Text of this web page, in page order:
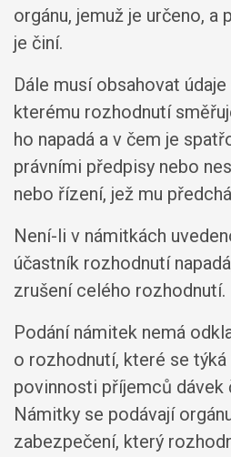
orgánu, jemuž je určeno, a
je činí.
Dále musí obsahovat
kterému rozhodnutí
ho napadá a v čem je
právními předpisy nebo
nebo řízení, jež mu
Není-li v námitkách
účastník rozhodnutí
zrušení celého rozhodnutí.
Podání námitek nemá
o rozhodnutí, které se týká
povinnosti příjemců dávek
Námitky se podávají
zabezpečení, který